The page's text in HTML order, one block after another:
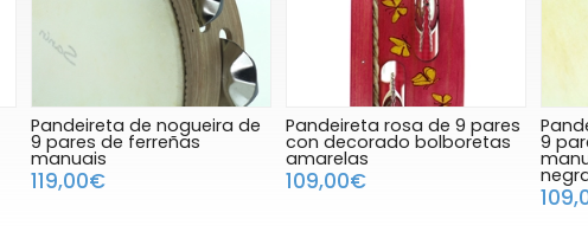
Pandeireta de nogueira de
9 pares de ferreñas
manuais
119,00€
Pandeireta rosa de 9 pares
con decorado bolboretas
amarelas
109,00€
9